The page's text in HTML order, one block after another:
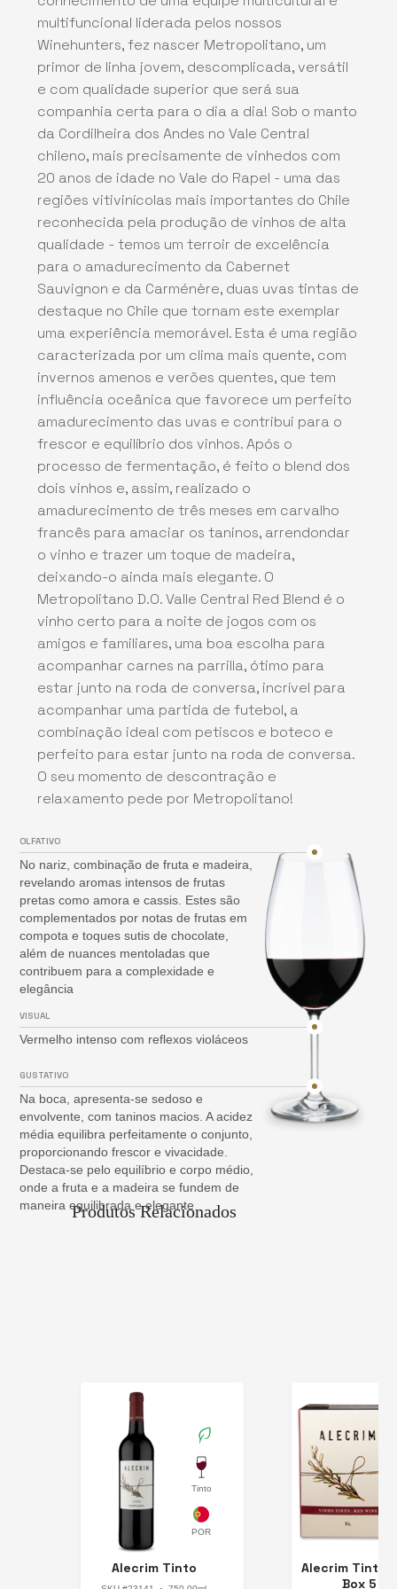
multifuncional liderada pelos nossos
Winehunters, fez nascer Metropolitano, um
primor de linha jovem, descomplicada, versátil
e com qualidade superior que será sua
companhia certa para o dia a dia! Sob o manto
da Cordilheira dos Andes no Vale Central
chileno, mais precisamente de vinhedos com
20 anos de idade no Vale do Rapel - uma das
regiões vitivinícolas mais importantes do Chile
reconhecida pela produção de vinhos de alta
qualidade - temos um terroir de excelência
para o amadurecimento da Cabernet
Sauvignon e da Carménère, duas uvas tintas de
destaque no Chile que tornam este exemplar
uma experiência memorável. Esta é uma região
caracterizada por um clima mais quente, com
invernos amenos e verões quentes, que tem
influência oceânica que favorece um perfeito
amadurecimento das uvas e contribui para o
frescor e equilíbrio dos vinhos. Após o
processo de fermentação, é feito o blend dos
dois vinhos e, assim, realizado o
amadurecimento de três meses em carvalho
francês para amaciar os taninos, arrendondar
o vinho e trazer um toque de madeira,
deixando-o ainda mais elegante. O
Metropolitano D.O. Valle Central Red Blend é o
vinho certo para a noite de jogos com os
amigos e familiares, uma boa escolha para
acompanhar carnes na parrilla, ótimo para
estar junto na roda de conversa, incrível para
acompanhar uma partida de futebol, a
combinação ideal com petiscos e boteco e
perfeito para estar junto na roda de conversa.
O seu momento de descontração e
relaxamento pede por Metropolitano!
OLFATIVO
No nariz, combinação de fruta e madeira,
revelando aromas intensos de frutas
pretas como amora e cassis. Estes são
complementados por notas de frutas em
compota e toques sutis de chocolate,
além de nuances mentoladas que
contribuem para a complexidade e
elegância
VISUAL
Vermelho intenso com reflexos violáceos
GUSTATIVO
Na boca, apresenta-se sedoso e
envolvente, com taninos macios. A acidez
média equilibra perfeitamente o conjunto,
proporcionando frescor e vivacidade.
Destaca-se pelo equilíbrio e corpo médio,
onde a fruta e a madeira se fundem de
maneira equilibrada e elegante
Produtos Relacionados
Tinto
Alecrim Tinto
Alecrim Tinto
Box 5 L